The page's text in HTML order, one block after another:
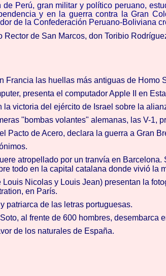
de Perú, gran militar y político peruano,
y en la guerra contra la Gran
de la Confederación Peruano-Boliviana
de San Marcos, don Toribio
Francia las huellas más antiguas de Homo
presenta el computador Apple II en
victoria del ejército de Israel sobre la
"bombas volantes" alemanas, las V-1,
Pacto de Acero, declara la guerra a Gran
atropellado por un tranvía en
todo en la capital catalana donde vivió la
Nicolas y Louis Jean) presentan la
en París.
patriarca de las letras portuguesas.
al frente de 600 hombres, desembarca
de los naturales de España.